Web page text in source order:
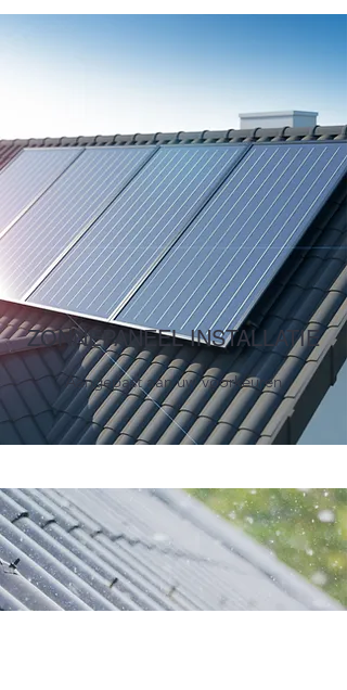
ZONNEPANEEL INSTALLATIE
Aangepast aan uw voorkeuren